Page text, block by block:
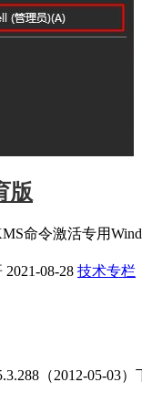
版
命令激活专用
2021-08-28 技术专栏
（2012-05-03）